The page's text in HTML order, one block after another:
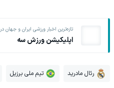
تازه‌ترین اخبار ورزشی ایران و جهان در
اپلیکیشن ورزش سه
رئال مادرید تیم ملی برزیل